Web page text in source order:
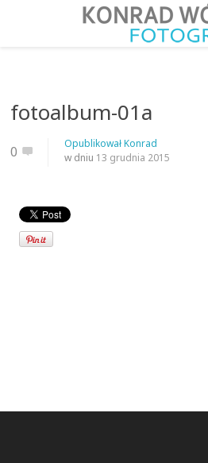
fotoalbum-01a
0 OpublikowałKonrad
w dniu 13 grudnia 2015